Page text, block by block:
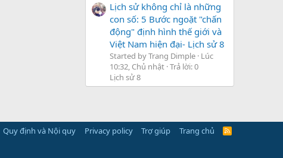
Lịch sử không chỉ là những
con số: 5 Bước ngoặt "chấn
động" định hình thế giới và
Việt Nam hiện đại- Lịch sử 8
Started by Trang Dimple Lúc
10:32, Chủ nhật Trả lời: 0
Lịch sử 8
Quy định và Nội quy Privacy policy Trợ giúp Trang chủ
R